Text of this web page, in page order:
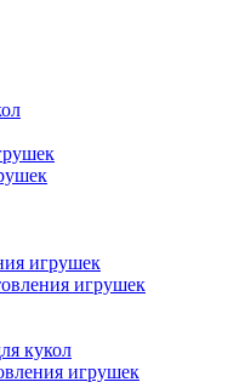
игрушек
игрушек
кукол
игрушек